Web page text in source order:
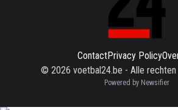
ContactPrivacy Policy
© 2026 voetbal24.be - Alle
Powered by Newsifier